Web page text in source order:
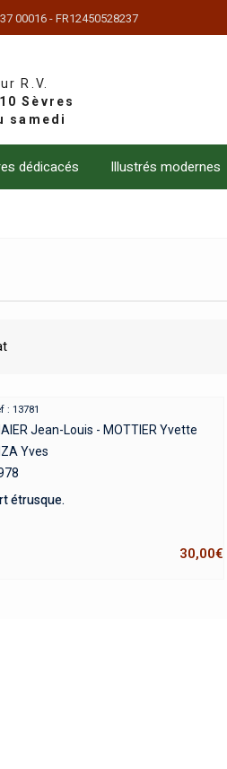
00016 - FR12450528237
R.V.
dédicacés Illustrés modernes
: 13781
Jean-Louis - MOTTIER Yvette
Yves
étrusque.
30,00€